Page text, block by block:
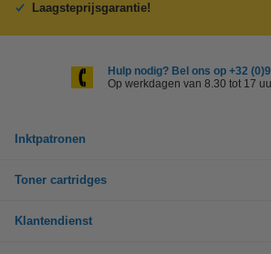
Laagsteprijsgarantie!
Hulp nodig? Bel ons op +32
Op werkdagen van 8.30 tot 17
Inktpatronen
Toner cartridges
Klantendienst